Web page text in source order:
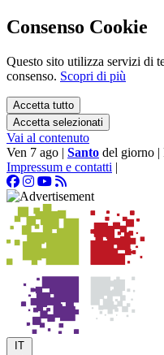
Consenso Cookie
Questo sito utilizza servizi di
consenso. Scopri di più
Accetta tutto
Accetta selezionati
Vai al contenuto
Ven 7 ago | Santo del giorno |
Impressum e contatti |
IT